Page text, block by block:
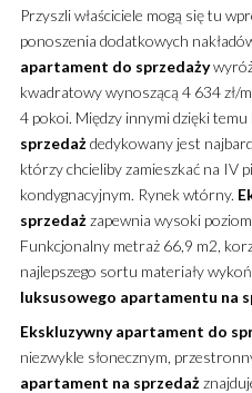
Przyszli właściciele mogą się tu
ponoszenia dodatkowych
apartament do sprzedaży
kwadratowy wynoszącą 4 634 zł/
4 pokoi. Między innymi dzięki temu
sprzedażdedykowany jest
którzy chcieliby zamieszkać na IV
kondygnacyjnym. Rynek wtórny.
sprzedażzapewnia wysoki
Funkcjonalny metraż 66,9 m2,
najlepszego sortu materiały
luksusowego apartamentu na
Ekskluzywny apartament do
niezwykle słonecznym,
apartament na sprzedaż